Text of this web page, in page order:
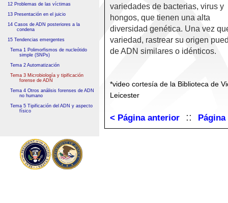
12 Problemas de las víctimas
13 Presentación en el juicio
14 Casos de ADN posteriores a la
condena
15 Tendencias emergentes
Tema 1 Polimorfismos de nucleótido
simple (SNPs)
Tema 2 Automatización
Tema 3 Microbiología y tipificación
forense de ADN
Tema 4 Otros análisis forenses de ADN
no humano
Tema 5 Tipificación del ADN y aspecto
físico
variedades de bacterias, virus y
hongos, que tienen una alta
diversidad genética. Una vez
variedad, rastrear su origen
de ADN similares o idénticos.
*video cortesía de la Biblioteca de
Leicester
< Página anterior ::